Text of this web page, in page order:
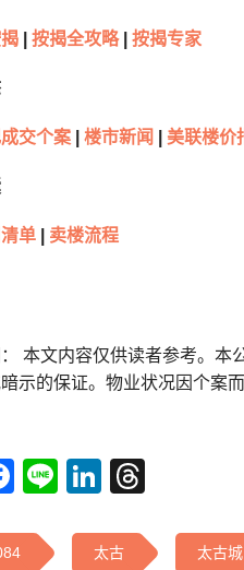
按揭全攻略| 按揭专家
交个案 楼市新闻 美联楼价
单 卖楼流程
本文内容仅供读者参考。本
示的保证。物业状况因个案
Facebook
LineLinkedIn
太古 太古城